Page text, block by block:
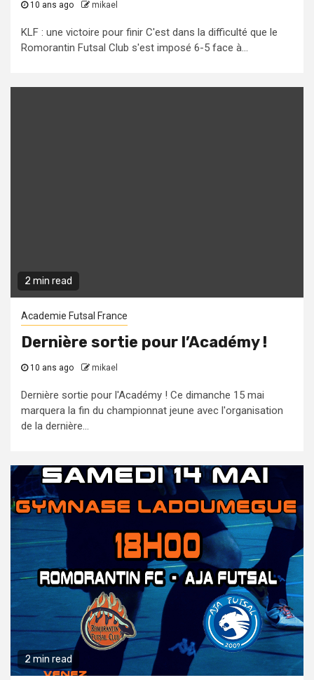
10 ans ago mikael
KLF : une victoire pour finir C'est dans la difficulté que le
Romorantin Futsal Club s'est imposé 6-5 face à...
2 min read
Academie Futsal France
Dernière sortie pour l’Académy !
10 ans ago mikael
Dernière sortie pour l'Académy ! Ce dimanche 15 mai
marquera la fin du championnat jeune avec l'organisation
de la dernière...
2 min read